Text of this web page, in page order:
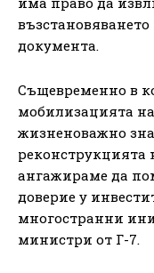
документа.
Същевременно в
мобилизацията
жизненоважно
реконструкцията
ангажираме да
доверие у
многостранни
министри от Г-7.